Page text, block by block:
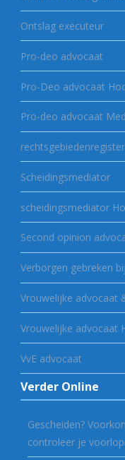
Ontslag executeur
Pro-deo advocaat
Pro-Deo advocaat
Pro-deo advocaat
rechtsgebiedenregister
Scheidingsmediator
scheidingsmediator
Second opinion
Verborgen gebreken
Vrouwelijke advocaat
Vrouwelijke advocaat
VvE advocaat
Verder Online
Gescheiden?
controleer je